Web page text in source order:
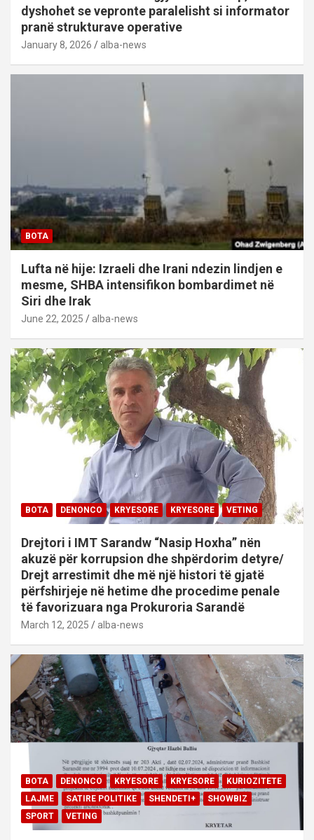
dyshohet se vepronte paralelisht si informator
pranë strukturave operative
January 8, 2026 alba-news
BOTA
Lufta në hije: Izraeli dhe Irani ndezin lindjen e
mesme, SHBA intensifikon bombardimet në
Siri dhe Irak
June 22, 2025 alba-news
BOTA DENONCO KRYESORE KRYESORE VETING
Drejtori i IMT Sarandw “Nasip Hoxha” nën
akuzë për korrupsion dhe shpërdorim detyre/
Drejt arrestimit dhe më një histori të gjatë
përfshirjeje në hetime dhe procedime penale
të favorizuara nga Prokuroria Sarandë
March 12, 2025 alba-news
BOTA DENONCO KRYESORE KRYESORE
KURIOZITETE
LAJME
SATIRE POLITIKE SHENDETI+
SHOWBIZ
SPORT
VETING